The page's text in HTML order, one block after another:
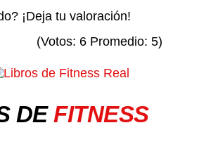
¡Deja tu valoración!
(Votos: 6Promedio: 5)
DEFITNESS